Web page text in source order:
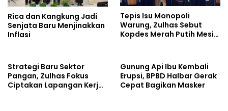
Rica dan Kangkung Jadi
Senjata Baru Menjinakkan
Inflasi
Tepis Isu Monopoli
Warung, Zulhas Sebut
Kopdes Merah Putih Mesin
Strategi Baru Sektor
Pangan, Zulhas Fokus
Ciptakan Lapangan Kerja
Gunung Api Ibu Kembali
Erupsi, BPBD Halbar Gerak
Cepat Bagikan Masker